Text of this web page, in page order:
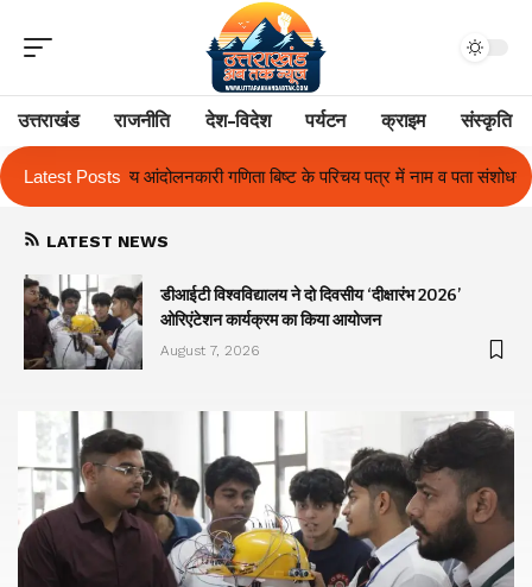
उत्तराखंड राजनीति देश-विदेश पर्यटन क्राइम संस्कृति
Latest Posts
के परिचय पत्र में नाम व पता संशोधन का प्रकरण का हुआ समाधान
LATEST NEWS
डीआईटी विश्वविद्यालय ने दो दिवसीय ‘दीक्षारंभ 2026’
ओरिएंटेशन कार्यक्रम का किया आयोजन
August 7, 2026